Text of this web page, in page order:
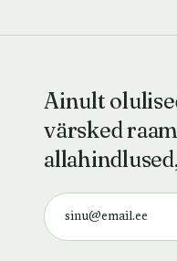
Ainult
värsked